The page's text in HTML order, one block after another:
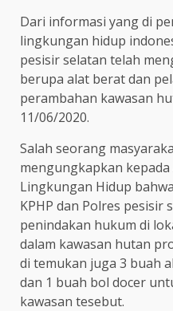
Dari informasi yang di
lingkungan hidup
pesisir selatan telah
berupa alat berat dan
perambahan kawasan
11/06/2020.
Salah seorang
mengungkapkan
Lingkungan Hidup
KPHP dan Polres pesisir
penindakan hukum di
dalam kawasan hutan
di temukan juga 3 buah
dan 1 buah bol docer
kawasan tesebut.